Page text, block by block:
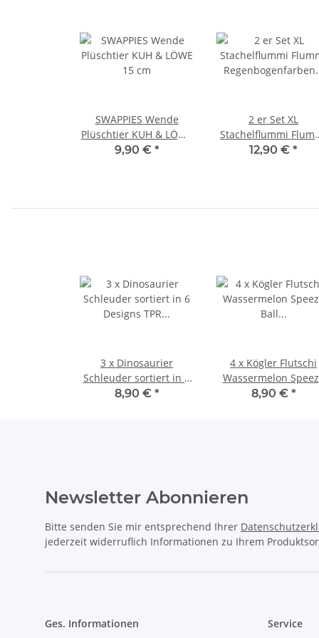
SWAPPIES Wende
Plüschtier KUH & LÖWE
15 cm
9,90 € *
2 er Set XL
Stachelflummi
Regenbogenfarben
12,90 € *
3 x Dinosaurier
Schleuder sortiert in 6
Designs TPR Fidget Toy
8,90 € *
4 x Kögler Flutschi
Wassermelon
Ball Antistress 5,5
8,90 € *
Newsletter Abonnieren
Bitte senden Sie mir entsprechend Ihrer
jederzeit widerruflich Informationen zu Ihrem
Ges. Informationen Service